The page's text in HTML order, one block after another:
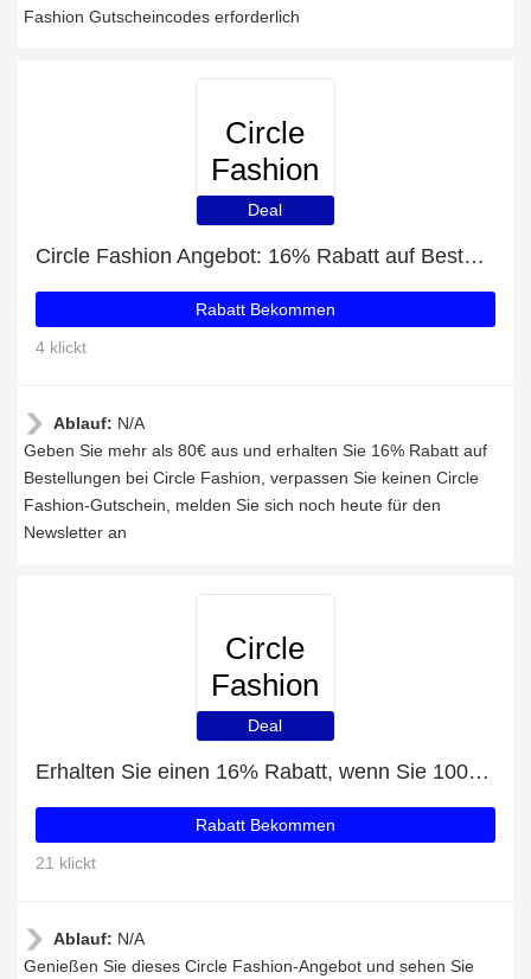
Fashion Gutscheincodes erforderlich
Circle
Fashion
Deal
Circle Fashion Angebot: 16% Rabatt auf Bestellungen über 80€
Rabatt Bekommen
4 klickt
Ablauf: N/A
Geben Sie mehr als 80€ aus und erhalten Sie 16% Rabatt auf
Bestellungen bei Circle Fashion, verpassen Sie keinen Circle
Fashion-Gutschein, melden Sie sich noch heute für den
Newsletter an
Circle
Fashion
Deal
Erhalten Sie einen 16% Rabatt, wenn Sie 100€ bei Circle Fashion ausgeben
Rabatt Bekommen
21 klickt
Ablauf: N/A
Genießen Sie dieses Circle Fashion-Angebot und sehen Sie